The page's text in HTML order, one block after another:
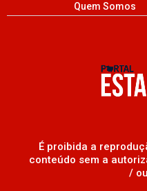
Quem Somos
É proibida a
conteúdo sem a
/